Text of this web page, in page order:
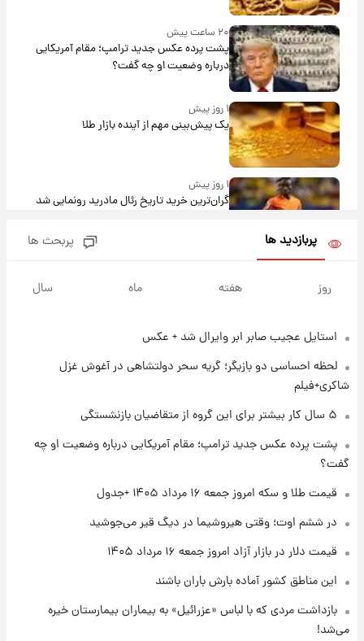
۲۰ ساعت پیش
پشت پرده عکس جدید ترامپ؛ مقام آمریکایی
درباره وضعیت او چه گفت؟
۱ روز پیش
یک پیش‌بینی مهم از آینده بازار طلا
۱ روز پیش
گران‌ترین خرید تاریخ رئال مادرید رونمایی شد
روزها پربارش‌تر خواهند بود؟
۱ روز پیش
شد؛ تیکدری، محبی و سرگیف با اعداد ویژه
۱ روز پیش
شد+فیلم
۱ روز پیش
امروز پنجشنبه ۱۵ مرداد ۱۴۰۵ +جدول
قیمت طلا و سکه امروز پنجشنبه ۱۵ مرداد ۱۴۰۵
پربازدید ها پربحث ها
روز هفته ماه سال
استایل عجیب صابر ابر وایرال شد + عکس
لحظه احساسی دو بازیگر؛ گریه سحر دولتشاهی در آغوش غزل
شاکری+فیلم
۵ سال کار بیشتر برای این گروه از متقاضیان بازنشستگی
پشت پرده عکس جدید ترامپ؛ مقام آمریکایی درباره وضعیت او چه
گفت؟
قیمت طلا و سکه امروز جمعه ۱۶ مرداد ۱۴۰۵ +جدول
در ششم اوت؛ وقتی هیروشیما در دیگ قیر می‌جوشید
قیمت دلار در بازار آزاد امروز جمعه ۱۶ مرداد ۱۴۰۵
این مناطق کشور آماده بارش باران باشند
بازداشت مردی که با لباس «عزرائیل» به بیماران بیمارستان خیره
می‌شد!